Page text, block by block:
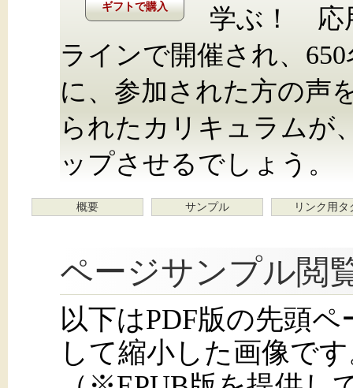
ギフトで購入
学ぶ！ 応
ラインで開催され、
に、参加された方の声
られたカリキュラムが
ップさせるでしょう。
概要 サンプル リンク用タ
ページサンプル閲
以下はPDF版の先頭
して縮小した画像で